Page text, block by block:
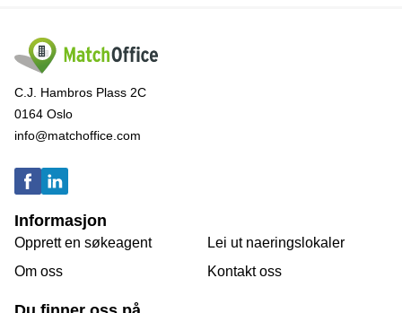
C.J. Hambros Plass 2C
0164 Oslo
info@matchoffice.com
Informasjon
Opprett en søkeagent
Om oss
Lei ut naeringslokaler
Kontakt oss